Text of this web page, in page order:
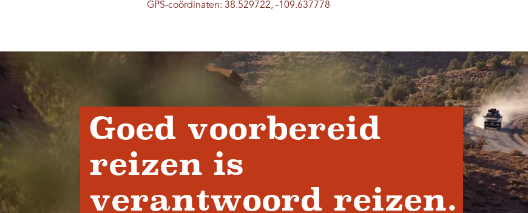
GPS-coördinaten: 38.529722, -109.637778
Goed voorbereid
reizen is
verantwoord reizen.